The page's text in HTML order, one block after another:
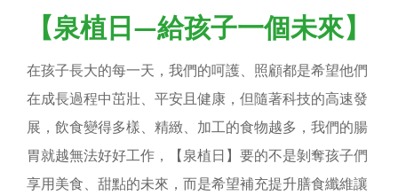
【泉植日—給孩子一個未來】
在孩子長大的每一天，我們的呵護、照顧都是希望他們
在成長過程中茁壯、平安且健康，但隨著科技的高速發
展，飲食變得多樣、精緻、加工的食物越多，我們的腸
胃就越無法好好工作，【泉植日】要的不是剝奪孩子們
享用美食、甜點的未來，而是希望補充提升膳食纖維讓